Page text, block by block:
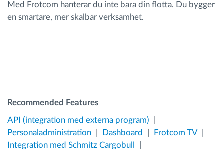
Med Frotcom hanterar du inte bara din flotta. Du bygger
en smartare, mer skalbar verksamhet.
Recommended Features
API (integration med externa program)
Personaladministration
Dashboard
Frotcom TV
Integration med Schmitz Cargobull